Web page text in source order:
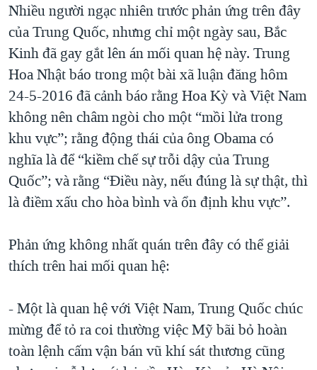
Nhiều người ngạc nhiên trước phản ứng trên đây
của Trung Quốc, nhưng chỉ một ngày sau, Bắc
Kinh đã gay gắt lên án mối quan hệ này. Trung
Hoa Nhật báo trong một bài xã luận đăng hôm
24-5-2016 đã cảnh báo rằng Hoa Kỳ và Việt Nam
không nên châm ngòi cho một “mồi lửa trong
khu vực”; rằng động thái của ông Obama có
nghĩa là để “kiềm chế sự trỗi dậy của Trung
Quốc”; và rằng “Điều này, nếu đúng là sự thật, thì
là điềm xấu cho hòa bình và ổn định khu vực”.
Phản ứng không nhất quán trên đây có thể giải
thích trên hai mối quan hệ:
- Một là quan hệ với Việt Nam, Trung Quốc chúc
mừng để tỏ ra coi thường việc Mỹ bãi bỏ hoàn
toàn lệnh cấm vận bán vũ khí sát thương cũng